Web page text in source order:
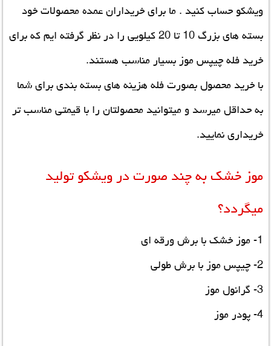
ویشکو حساب کنید . ما برای خریداران عمده محصولات خود
بسته های بزرگ 10 تا 20 کیلویی را در نظر گرفته ایم که برای
خرید فله چیپس موز بسیار مناسب هستند.
با خرید محصول بصورت فله هزینه های بسته بندی برای شما
به حداقل میرسد و میتوانید محصولتان را با قیمتی مناسب تر
خریداری نمایید.
موز خشک به چند صورت در ویشکو تولید
میگردد؟
1- موز خشک با برش ورقه ای
2- چیپس موز با برش طولی
3- گرانول موز
4- پودر موز